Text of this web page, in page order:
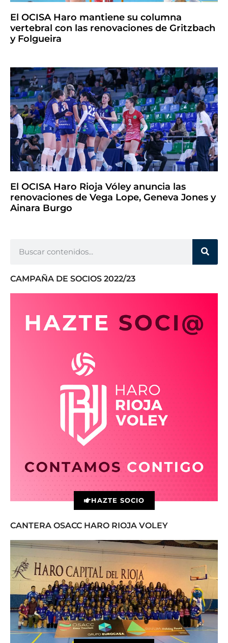
El OCISA Haro mantiene su columna
vertebral con las renovaciones de Gritzbach
y Folgueira
El OCISA Haro Rioja Vóley anuncia las
renovaciones de Vega Lope, Geneva Jones y
Ainara Burgo
CAMPAÑA DE SOCIOS 2022/23
HAZTE SOCIO
CANTERA OSACC HARO RIOJA VOLEY